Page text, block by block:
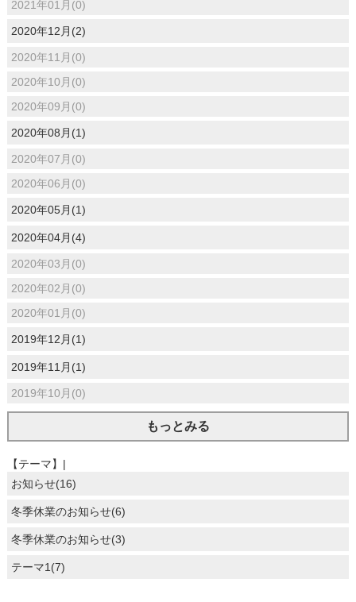
2021年01月(0)
2020年12月(2)
2020年11月(0)
2020年10月(0)
2020年09月(0)
2020年08月(1)
2020年07月(0)
2020年06月(0)
2020年05月(1)
2020年04月(4)
2020年03月(0)
2020年02月(0)
2020年01月(0)
2019年12月(1)
2019年11月(1)
2019年10月(0)
もっとみる
【テーマ】|
お知らせ(16)
冬季休業のお知らせ(6)
冬季休業のお知らせ(3)
テーマ1(7)